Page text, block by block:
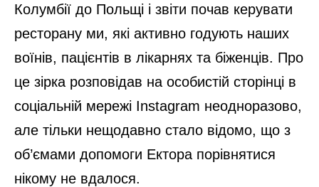
Колумбії до Польщі і звіти почав керувати
ресторану ми, які активно годують наших
воїнів, пацієнтів в лікарнях та біженців. Про
це зірка розповідав на особистій сторінці в
соціальній мережі Instagram неодноразово,
але тільки нещодавно стало відомо, що з
об’ємами допомоги Ектора порівнятися
нікому не вдалося.